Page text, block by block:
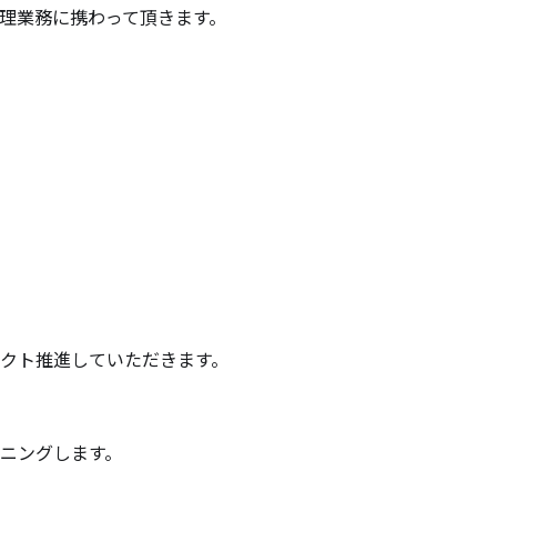
務に携わって頂きます。
推進していただきます。
グします。